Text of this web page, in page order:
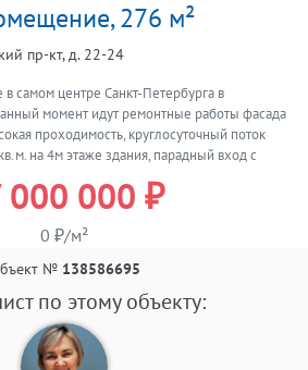
276 м²
пр-кт, д. 22-24
самом центре Санкт-Петербурга в
момент идут ремонтные работы фасада
проходимость, круглосуточный поток
на 4м этаже здания, парадный вход с
под мини-отель Прямая продажа,
Есть еще помещения в продажу в этом
не доходят!
000 000 ₽
0 ₽/м²
№ 138586695
по этому объекту: